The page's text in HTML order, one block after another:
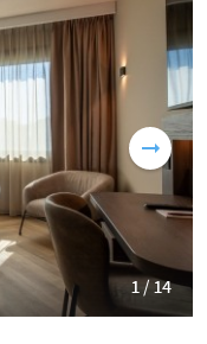
1 / 14